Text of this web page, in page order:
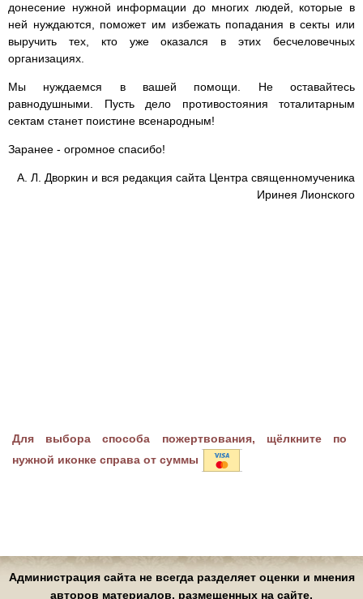
донесение нужной информации до многих людей, которые в
ней нуждаются, поможет им избежать попадания в секты или
выручить тех, кто уже оказался в этих бесчеловечных
организациях.
Мы нуждаемся в вашей помощи. Не оставайтесь
равнодушными. Пусть дело противостояния тоталитарным
сектам станет поистине всенародным!
Заранее - огромное спасибо!
А. Л. Дворкин и вся редакция сайта Центра священномученика
Иринея Лионского
Для выбора способа пожертвования, щёлкните по
нужной иконке справа от суммы
Администрация сайта не всегда разделяет оценки и мнения
авторов материалов, размещенных на сайте.